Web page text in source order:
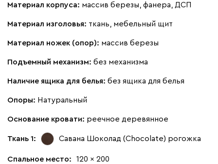
Материал корпуса: массив березы, фанера, ДСП
Материал изголовья: ткань, мебельный щит
Материал ножек (опор): массив березы
Подъемный механизм: без механизма
Наличие ящика для белья: без ящика для белья
Опоры: Натуральный
Основание кровати: реечное деревянное
Ткань 1: Савана Шоколад (Chocolate) рогожка
Спальное место: 120 x 200